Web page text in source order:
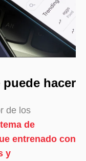
puede hacer
de los
de
entrenado con
y